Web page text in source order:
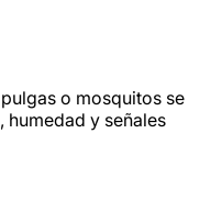
o mosquitos se
humedad y señales